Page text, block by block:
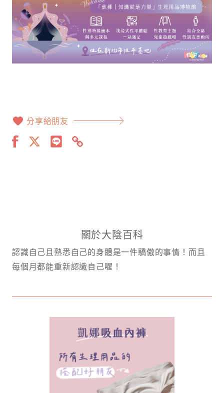
分享給朋友
關於大陰百科
認識自己且熟悉自己的身體是一件驕傲的事情！而且
每個月都能重新認識自己喔！